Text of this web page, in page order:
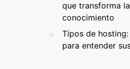
que transforma
conocimiento
Tipos de
para entender